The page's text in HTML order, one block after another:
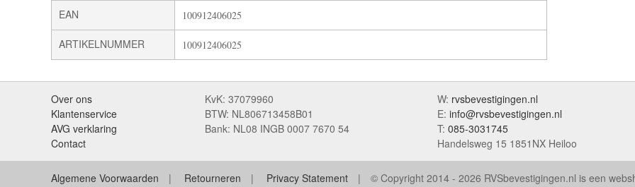
EAN 100912406025
ARTIKELNUMMER 100912406025
Over ons
Klantenservice
AVG verklaring
Contact
KvK: 37079960
BTW: NL806713458B01
Bank: NL08 INGB 0007 7670 54
W: rvsbevestigingen.nl
E: info@rvsbevestigingen.nl
T: 085-3031745
Handelsweg 15 1851NX Heiloo
Algemene Voorwaarden Retourneren Privacy Statement © Copyright 2014 - 2026 RVSbevestigingen.nl is een